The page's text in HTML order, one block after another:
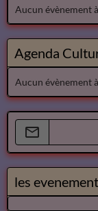
Aucun évènement
Agenda
Aucun évènement
les